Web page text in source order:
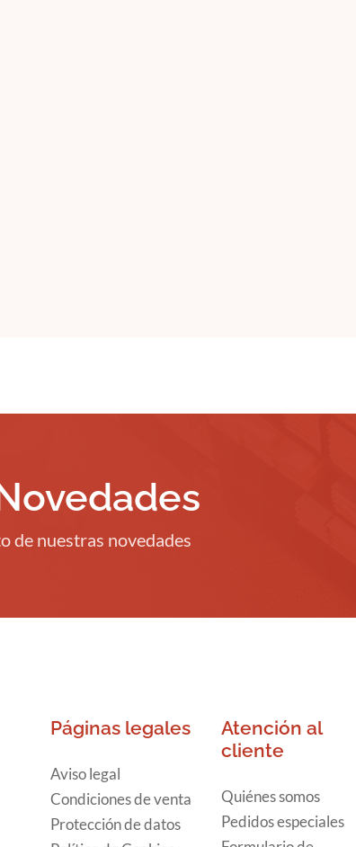
de nuestras novedades
Páginas legales
Aviso legal
Condiciones de venta
Protección de datos
Atención al
cliente
Quiénes somos
Pedidos especiales